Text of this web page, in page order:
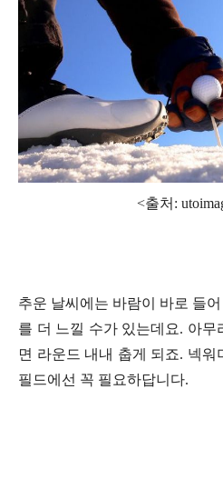
<출처:
추운 날씨에는 바람이 바로 들
를 더 느낄 수가 있는데요. 아
면 라운드 내내 춥게 되죠. 넥워
필드에선 꼭 필요하답니다.